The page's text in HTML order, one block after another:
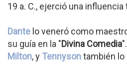
19 a. C., ejerció una
Dante lo veneró como
su guía en la "Divina Comedia".
Milton, y Tennysontambién lo